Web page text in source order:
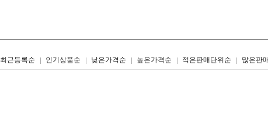
최근등록순 인기상품순 낮은가격순 높은가격순 적은판매단위순 많은판
리스트형갤러리형